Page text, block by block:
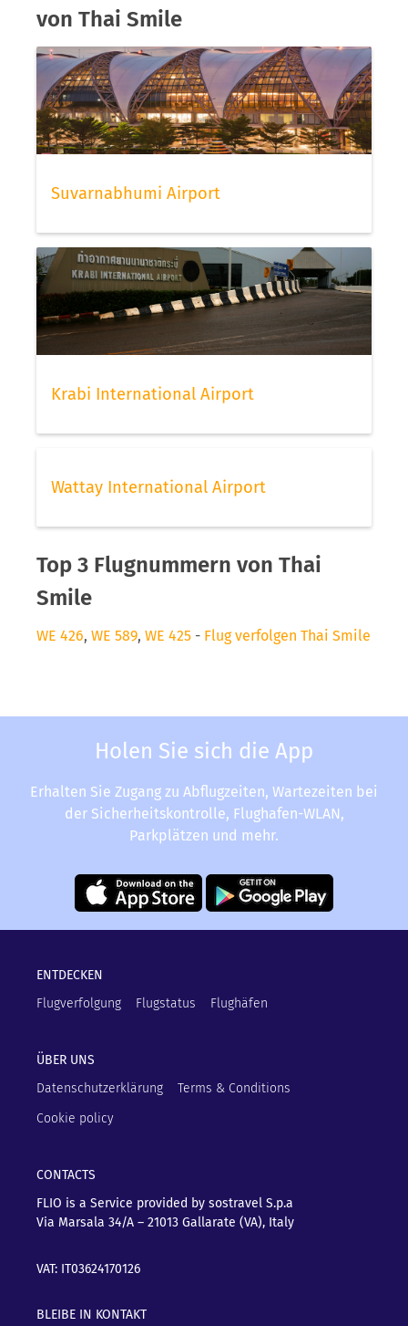
von Thai Smile
Suvarnabhumi Airport
Krabi International Airport
Wattay International Airport
Top 3 Flugnummern von Thai
Smile
WE 426, WE 589, WE 425 - Flug verfolgen Thai Smile
Holen Sie sich die App
Erhalten Sie Zugang zu Abflugzeiten, Wartezeiten bei
der Sicherheitskontrolle, Flughafen-WLAN,
Parkplätzen und mehr.
ENTDECKEN
Flugverfolgung
Flugstatus Flughäfen
ÜBER UNS
Datenschutzerklärung
Terms & Conditions
Cookie policy
CONTACTS
FLIO is a Service provided by sostravel S.p.a
Via Marsala 34/A – 21013 Gallarate (VA), Italy
VAT: IT03624170126
BLEIBE IN KONTAKT